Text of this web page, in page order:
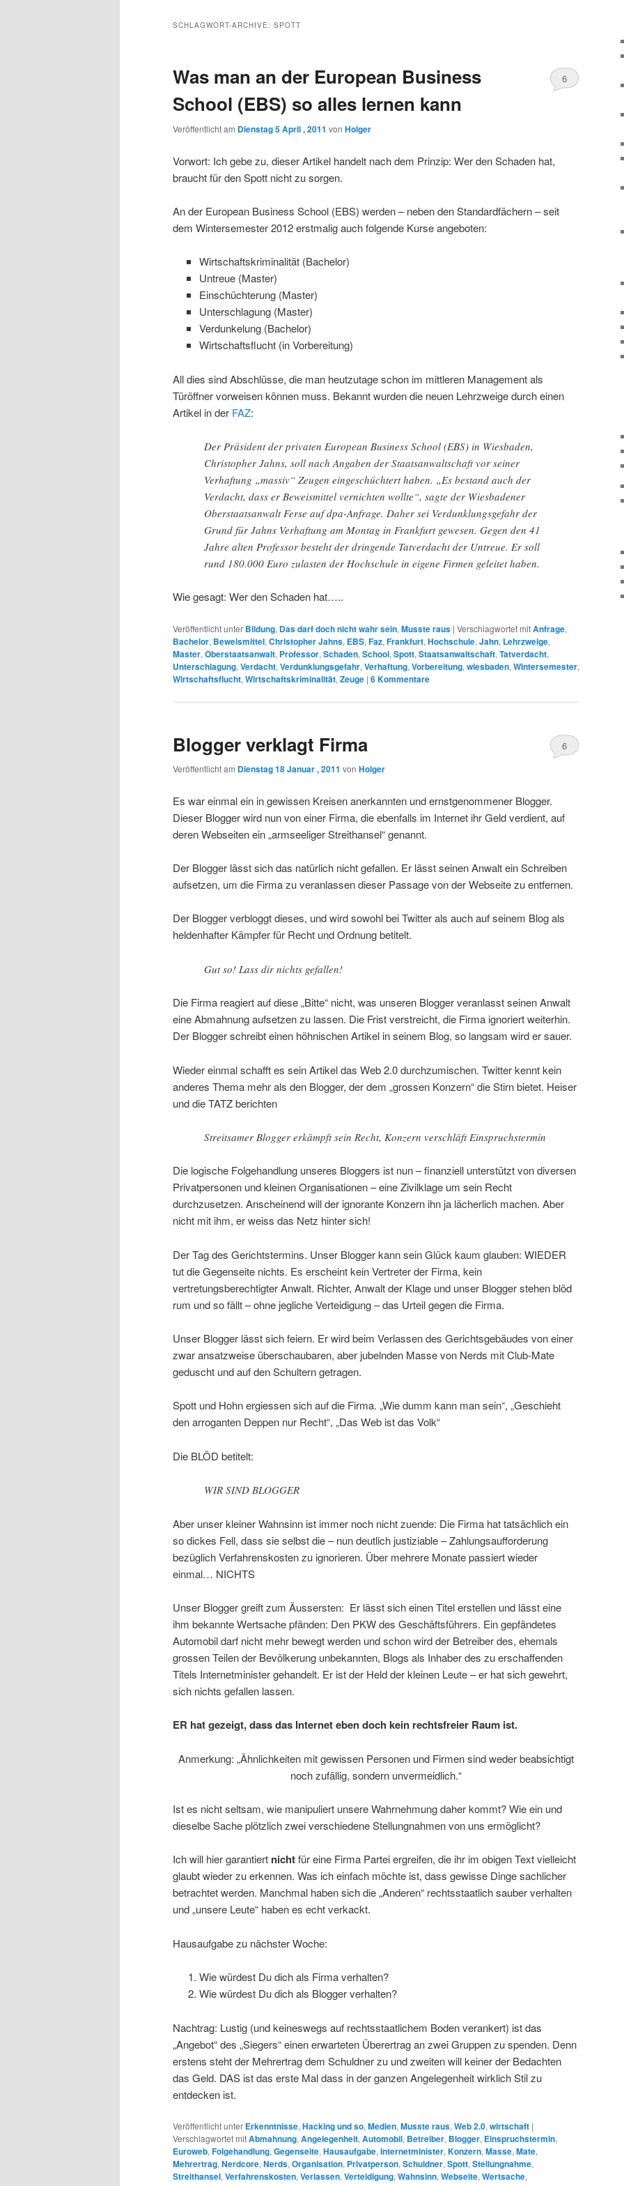
wechseln
SCHLAGWORT-ARCHIVE: SPOTT
Was man an der European Business
School (EBS) so alles lernen kann
Veröffentlicht am Dienstag 5 April , 2011 von Holger
6
Vorwort: Ich gebe zu, dieser Artikel handelt nach dem Prinzip: Wer den Schaden hat,
braucht für den Spott nicht zu sorgen.
An der European Business School (EBS) werden – neben den Standardfächern – seit
dem Wintersemester 2012 erstmalig auch folgende Kurse angeboten:
Wirtschaftskriminalität (Bachelor)
Untreue (Master)
Einschüchterung (Master)
Unterschlagung (Master)
Verdunkelung (Bachelor)
Wirtschaftsflucht (in Vorbereitung)
All dies sind Abschlüsse, die man heutzutage schon im mittleren Management als
Türöffner vorweisen können muss. Bekannt wurden die neuen Lehrzweige durch einen
Artikel in der FAZ:
Der Präsident der privaten European Business School (EBS) in Wiesbaden,
Christopher Jahns, soll nach Angaben der Staatsanwaltschaft vor seiner
Verhaftung „massiv“ Zeugen eingeschüchtert haben. „Es bestand auch der
Verdacht, dass er Beweismittel vernichten wollte“, sagte der Wiesbadener
Oberstaatsanwalt Ferse auf dpa-Anfrage. Daher sei Verdunklungsgefahr der
Grund für Jahns Verhaftung am Montag in Frankfurt gewesen. Gegen den 41
Jahre alten Professor besteht der dringende Tatverdacht der Untreue. Er soll
rund 180.000 Euro zulasten der Hochschule in eigene Firmen geleitet haben.
Wie gesagt: Wer den Schaden hat…..
Veröffentlicht unter Bildung, Das darf doch nicht wahr sein, Musste raus | Verschlagwortet mitAnfrage,
Bachelor, Beweismittel, Christopher Jahns, EBS, Faz, Frankfurt, Hochschule, Jahn, Lehrzweige,
Master, Oberstaatsanwalt, Professor, Schaden, School, Spott, Staatsanwaltschaft, Tatverdacht,
Unterschlagung, Verdacht, Verdunklungsgefahr, Verhaftung, Vorbereitung, wiesbaden, Wintersemester,
Wirtschaftsflucht, Wirtschaftskriminalität, Zeuge | 6Kommentare
Blogger verklagt Firma
Veröffentlicht am Dienstag 18 Januar , 2011 von Holger
6
Es war einmal ein in gewissen Kreisen anerkannten und ernstgenommener Blogger.
Dieser Blogger wird nun von einer Firma, die ebenfalls im Internet ihr Geld verdient, auf
deren Webseiten ein „armseeliger Streithansel“ genannt.
Der Blogger lässt sich das natürlich nicht gefallen. Er lässt seinen Anwalt ein Schreiben
aufsetzen, um die Firma zu veranlassen dieser Passage von der Webseite zu entfernen.
Der Blogger verbloggt dieses, und wird sowohl bei Twitter als auch auf seinem Blog als
heldenhafter Kämpfer für Recht und Ordnung betitelt.
Gut so! Lass dir nichts gefallen!
Die Firma reagiert auf diese „Bitte“ nicht, was unseren Blogger veranlasst seinen Anwalt
eine Abmahnung aufsetzen zu lassen. Die Frist verstreicht, die Firma ignoriert weiterhin.
Der Blogger schreibt einen höhnischen Artikel in seinem Blog, so langsam wird er sauer.
Wieder einmal schafft es sein Artikel das Web 2.0 durchzumischen. Twitter kennt kein
anderes Thema mehr als den Blogger, der dem „grossen Konzern“ die Stirn bietet. Heiser
und die TATZ berichten
Streitsamer Blogger erkämpft sein Recht, Konzern verschläft Einspruchstermin
Die logische Folgehandlung unseres Bloggers ist nun – finanziell unterstützt von diversen
Privatpersonen und kleinen Organisationen – eine Zivilklage um sein Recht
durchzusetzen. Anscheinend will der ignorante Konzern ihn ja lächerlich machen. Aber
nicht mit ihm, er weiss das Netz hinter sich!
Der Tag des Gerichtstermins. Unser Blogger kann sein Glück kaum glauben: WIEDER
tut die Gegenseite nichts. Es erscheint kein Vertreter der Firma, kein
vertretungsberechtigter Anwalt. Richter, Anwalt der Klage und unser Blogger stehen blöd
rum und so fällt – ohne jegliche Verteidigung – das Urteil gegen die Firma.
Unser Blogger lässt sich feiern. Er wird beim Verlassen des Gerichtsgebäudes von einer
zwar ansatzweise überschaubaren, aber jubelnden Masse von Nerds mit Club-Mate
geduscht und auf den Schultern getragen.
Spott und Hohn ergiessen sich auf die Firma. „Wie dumm kann man sein“, „Geschieht
den arroganten Deppen nur Recht“, „Das Web ist das Volk“
Die BLÖD betitelt:
WIR SIND BLOGGER
Aber unser kleiner Wahnsinn ist immer noch nicht zuende: Die Firma hat tatsächlich ein
so dickes Fell, dass sie selbst die – nun deutlich justiziable – Zahlungsaufforderung
bezüglich Verfahrenskosten zu ignorieren. Über mehrere Monate passiert wieder
einmal… NICHTS
Unser Blogger greift zum Äussersten: Er lässt sich einen Titel erstellen und lässt eine
ihm bekannte Wertsache pfänden: Den PKW des Geschäftsführers. Ein gepfändetes
Automobil darf nicht mehr bewegt werden und schon wird der Betreiber des, ehemals
grossen Teilen der Bevölkerung unbekannten, Blogs als Inhaber des zu erschaffenden
Titels Internetminister gehandelt. Er ist der Held der kleinen Leute – er hat sich gewehrt,
sich nichts gefallen lassen.
ER hat gezeigt, dass das Internet eben doch kein rechtsfreier Raum ist.
Anmerkung: „Ähnlichkeiten mit gewissen Personen und Firmen sind weder beabsichtigt
noch zufällig, sondern unvermeidlich.“
Ist es nicht seltsam, wie manipuliert unsere Wahrnehmung daher kommt? Wie ein und
dieselbe Sache plötzlich zwei verschiedene Stellungnahmen von uns ermöglicht?
Ich will hier garantiert nichtfür eine Firma Partei ergreifen, die ihr im obigen Text vielleicht
glaubt wieder zu erkennen. Was ich einfach möchte ist, dass gewisse Dinge sachlicher
betrachtet werden. Manchmal haben sich die „Anderen“ rechtsstaatlich sauber verhalten
und „unsere Leute“ haben es echt verkackt.
Hausaufgabe zu nächster Woche:
Wie würdest Du dich als Firma verhalten?
Wie würdest Du dich als Blogger verhalten?
Nachtrag: Lustig (und keineswegs auf rechtsstaatlichem Boden verankert) ist das
„Angebot“ des „Siegers“ einen erwarteten Überertrag an zwei Gruppen zu spenden. Denn
erstens steht der Mehrertrag dem Schuldner zu und zweiten will keiner der Bedachten
das Geld. DAS ist das erste Mal dass in der ganzen Angelegenheit wirklich Stil zu
entdecken ist.
Veröffentlicht unter Erkenntnisse, Hacking und so, Medien, Musste raus, Web 2.0, wirtschaft |
Verschlagwortet mitAbmahnung, Angelegenheit, Automobil, Betreiber, Blogger, Einspruchstermin,
Euroweb, Folgehandlung, Gegenseite, Hausaufgabe, Internetminister, Konzern, Masse, Mate,
Mehrertrag, Nerdcore, Nerds, Organisation, Privatperson, Schuldner, Spott, Stellungnahme,
Streithansel, Verfahrenskosten, Verlassen, Verteidigung, Wahnsinn, Webseite, Wertsache,